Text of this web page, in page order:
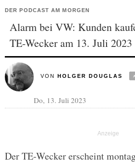
DER PODCAST AM MORGEN
Alarm bei VW: Kunden
TE-Wecker am 13. Juli 2023
VON HOLGER DOUGLAS
Do, 13. Juli 2023
Der TE-Wecker erscheint